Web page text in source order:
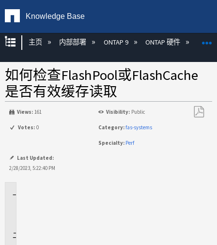
Knowledge Base
扩展/隐缩全局层次
主页 内部部署 ONTAP 9 ONTAP 硬件
如何检查FlashPool或FlashCache
是否有效缓存读取
Views: 161 Visibility: Public
Votes: 0 Category:fas-systems
Specialty: Perf
Last Updated:
2/28/2023, 5:22:40 PM